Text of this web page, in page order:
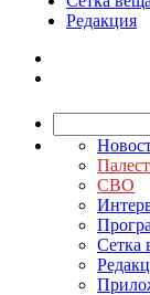
Редакция
СВО
Сетка